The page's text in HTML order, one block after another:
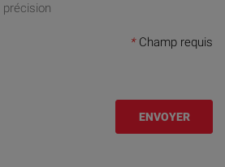
*Champ requis
ENVOYER